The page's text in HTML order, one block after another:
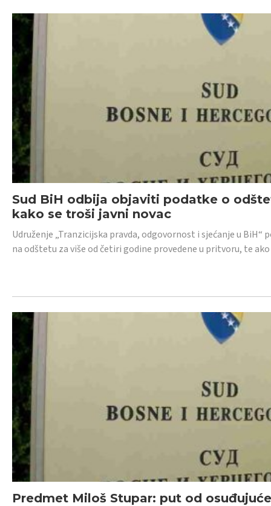
Sud BiH odbija objaviti podatke o
kako se troši javni novac
Udruženje „Tranzicijska pravda, odgovornost i sjećanje u
na odštetu za više od četiri godine provedene u pritvoru, te
Predmet Miloš Stupar: put od